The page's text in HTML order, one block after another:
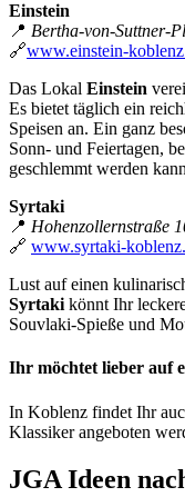
Einstein
📍 Bertha-von-Suttner-
🔗www.einstein-
Das Lokal Einstein
Es bietet täglich ein
Speisen an. Ein ganz
Sonn- und Feiertagen,
geschlemmt werden
Syrtaki
📍 Hohenzollernstraße
🔗 www.syrtaki-
Lust auf einen
Syrtaki könnt Ihr
Souvlaki-Spieße und
Ihr möchtet lieber auf
In Koblenz findet Ihr
Klassiker angeboten
JGA Ideen